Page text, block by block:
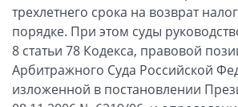
трехлетнего срока на возврат
порядке. При этом суды
8 статьи 78 Кодекса, правовой
Арбитражного Суда Российской
изложенной в постановлении